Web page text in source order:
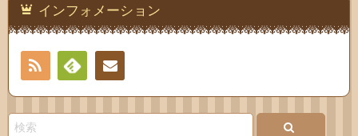
インフォメーション
RSS
Feedly連絡